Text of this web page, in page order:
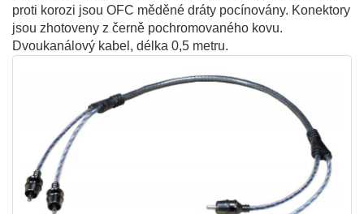
proti korozi jsou OFC měděné dráty pocínovány. Konektory
jsou zhotoveny z černě pochromovaného kovu.
Dvoukanálový kabel, délka 0,5 metru.